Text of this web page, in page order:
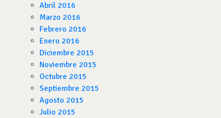
Abril 2016
Marzo 2016
Febrero 2016
Enero 2016
Diciembre 2015
Noviembre 2015
Octubre 2015
Septiembre 2015
Agosto 2015
Julio 2015